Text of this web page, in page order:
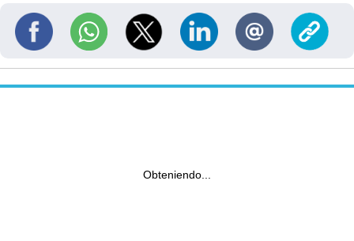
Obteniendo...